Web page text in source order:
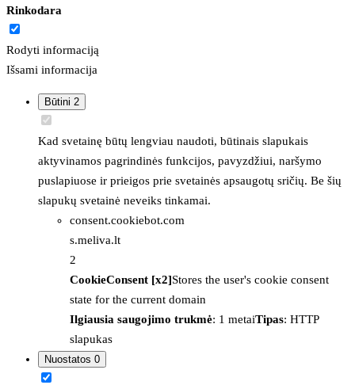
Rinkodara
Rodyti informaciją
Išsami informacija
Būtini 2
Kad svetainę būtų lengviau naudoti, būtinais slapukais
aktyvinamos pagrindinės funkcijos, pavyzdžiui, naršymo
puslapiuose ir prieigos prie svetainės apsaugotų sričių. Be šių
slapukų svetainė neveiks tinkamai.
consent.cookiebot.com
s.meliva.lt
2
CookieConsent [x2]Stores the user's cookie consent
state for the current domain
Ilgiausia saugojimo trukmė: 1 metaiTipas: HTTP
slapukas
Nuostatos 0